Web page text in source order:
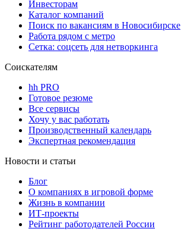
Инвесторам
Каталог компаний
Поиск по вакансиям в Новосибирске
Работа рядом с метро
Сетка: соцсеть для нетворкинга
Соискателям
hh PRO
Готовое резюме
Все сервисы
Хочу у вас работать
Производственный календарь
Экспертная рекомендация
Новости и статьи
Блог
О компаниях в игровой форме
Жизнь в компании
ИТ-проекты
Рейтинг работодателей России